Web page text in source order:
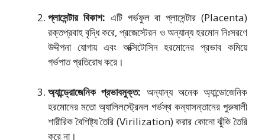
প্লাসেন্টার বিকাশ: এটি গর্ভফুল বা প্লাসেন্টার (Placenta)
রক্তপ্রবাহ বৃদ্ধি করে, প্রজেস্টেরন ও অন্যান্য হরমোন নিঃসরণে
উদ্দীপনা যোগায় এবং অক্সিটোসিন হরমোনের প্রভাব কমিয়ে
গর্ভপাত প্রতিরোধ করে।
অ্যান্ড্রোজেনিক প্রভাবমুক্ত: অন্যান্য অনেক অ্যান্ডোজেনিক
হরমোনের মতো অ্যালিলস্ট্রেনল গর্ভস্থ কন্যাসন্তানের পুরুষালী
শারীরিক বৈশিষ্ট্য তৈরি (Virilization) করার কোনো ঝুঁকি তৈরি
করে না।